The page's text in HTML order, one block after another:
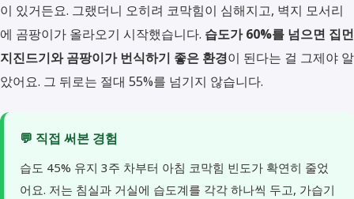
이 있거든요. 그랬더니 오히려 코막힘이 심해지고, 벽지 모서리
에 곰팡이가 올라오기 시작했습니다. 습도가 60%를 넘으면 집먼
지진드기와 곰팡이가 번식하기 좋은 환경이 된다는 걸 그제야 알
았어요. 그 뒤로는 절대 55%를 넘기지 않습니다.
💬 직접 써본 경험
습도 45% 유지 3주 차부터 아침 코막힘 빈도가 확연히 줄었
어요. 저는 침실과 거실에 습도계를 각각 하나씩 두고, 가습기